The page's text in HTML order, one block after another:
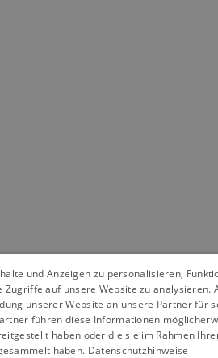
und Anzeigen zu personalisieren,
Zugriffe auf unsere Website zu analysieren.
unserer Website an unsere Partner für
führen diese Informationen
haben oder die sie im Rahmen
haben. Datenschutzhinweise